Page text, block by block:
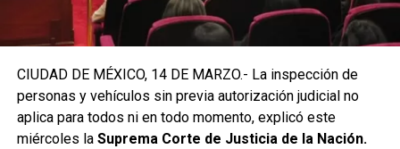
CIUDAD DE MÉXICO, 14 DE MARZO.- La inspección de
personas y vehículos sin previa autorización judicial no
aplica para todos ni en todo momento, explicó este
miércoles la Suprema Corte de Justicia de la Nación.